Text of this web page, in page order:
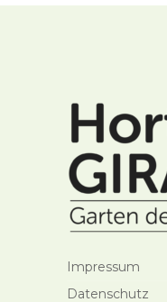
Impressum
Datenschutz